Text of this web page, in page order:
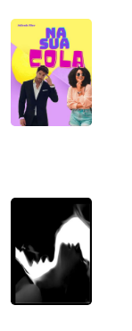
Ranking
Contos Curtos